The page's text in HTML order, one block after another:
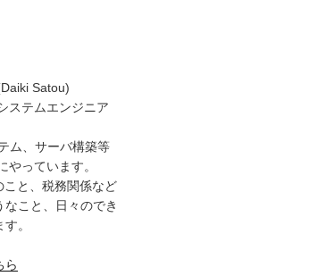
Satou)
ステムエンジニア
ム、サーバ構築等
やっています。
と、税務関係など
こと、日々のでき
。
ら